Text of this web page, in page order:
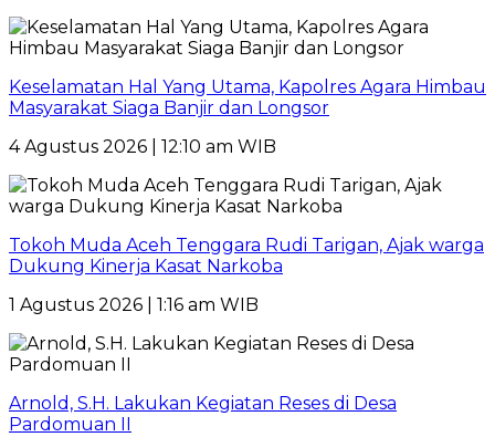
Keselamatan Hal Yang Utama, Kapolres Agara Himbau
Masyarakat Siaga Banjir dan Longsor
4 Agustus 2026 | 12:10 am WIB
Tokoh Muda Aceh Tenggara Rudi Tarigan, Ajak warga
Dukung Kinerja Kasat Narkoba
1 Agustus 2026 | 1:16 am WIB
Arnold, S.H. Lakukan Kegiatan Reses di Desa
Pardomuan II